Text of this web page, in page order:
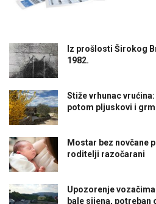
Iz prošlosti Širokog
1982.
Stiže vrhunac
potom pljuskovi i
Mostar bez novčane
roditelji razočarani
Upozorenje
bale sijena, potreban